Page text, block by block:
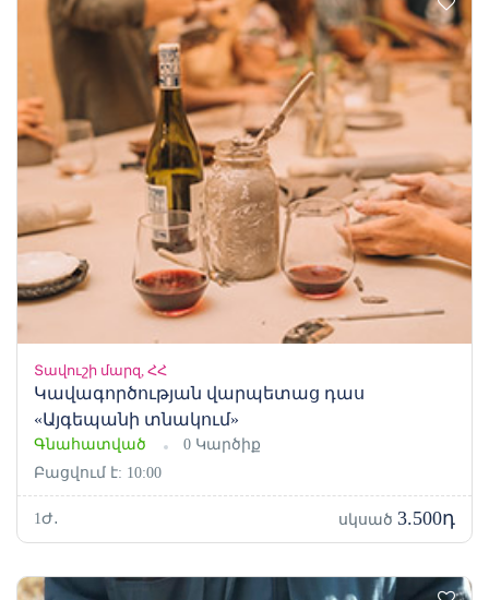
Տավուշի մարզ, ՀՀ
Կավագործության վարպետաց դաս
«Այգեպանի տնակում»
Գնահատված
0 Կարծիք
Բացվում է: 10:00
1Ժ․ սկսած 3.500դ